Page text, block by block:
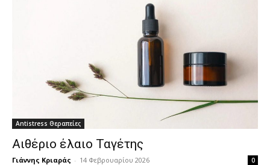
Antistress Θεραπείες
Αιθέριο έλαιο Ταγέτης
Γιάννης Κριαράς - 14 Φεβρουαρίου 2026 0